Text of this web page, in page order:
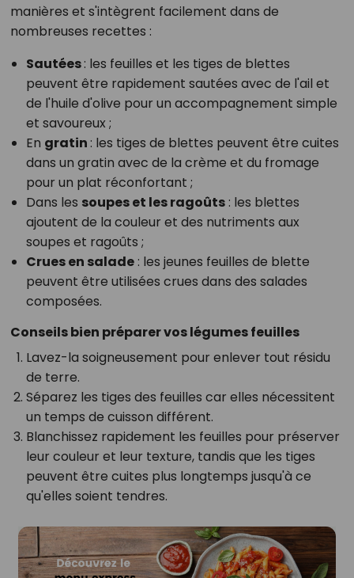
manières et s'intègrent facilement dans de
nombreuses recettes :
Sautées: les feuilles et les tiges de blettes
peuvent être rapidement sautées avec de l'ail et
de l'huile d'olive pour un accompagnement simple
et savoureux ;
En gratin : les tiges de blettes peuvent être cuites
dans un gratin avec de la crème et du fromage
pour un plat réconfortant ;
Dans les soupes et les ragoûts: les blettes
ajoutent de la couleur et des nutriments aux
soupes et ragoûts ;
Crues en salade: les jeunes feuilles de blette
peuvent être utilisées crues dans des salades
composées.
Conseils bien préparer vos légumes feuilles
Lavez-la soigneusement pour enlever tout résidu
de terre.
Séparez les tiges des feuilles car elles nécessitent
un temps de cuisson différent.
Blanchissez rapidement les feuilles pour préserver
leur couleur et leur texture, tandis que les tiges
peuvent être cuites plus longtemps jusqu'à ce
qu'elles soient tendres.